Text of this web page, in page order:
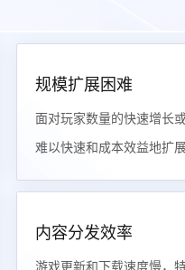
规模扩展困难
面对玩家数量的快速增长
难以快速和成本效益地扩展
内容分发效率
游戏更新和下载速度慢，